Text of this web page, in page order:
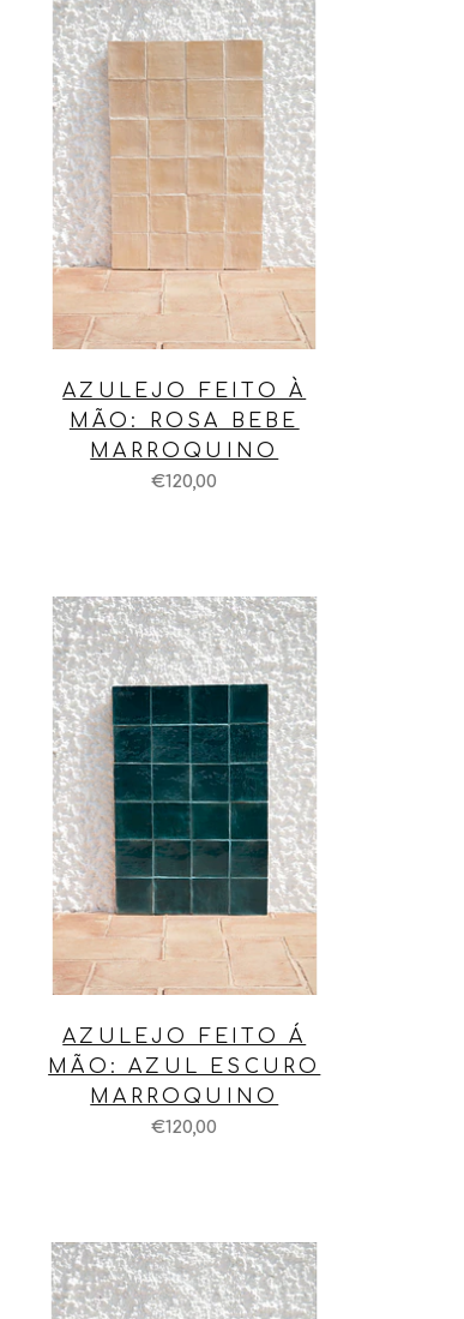
AZULEJO FEITO À
MÃO: ROSA BEBE
MARROQUINO
€120,00
AZULEJO FEITO Á
MÃO: AZUL ESCURO
MARROQUINO
€120,00